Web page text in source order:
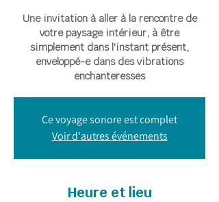
Une invitation à aller à la rencontre de
votre paysage intérieur, à être
simplement dans l'instant présent,
enveloppé-e dans des vibrations
enchanteresses
Ce voyage sonore est complet
Voir d'autres événements
Heure et lieu